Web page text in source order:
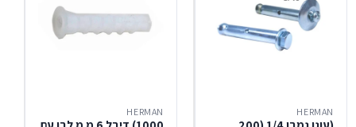
HERMAN
HERMAN